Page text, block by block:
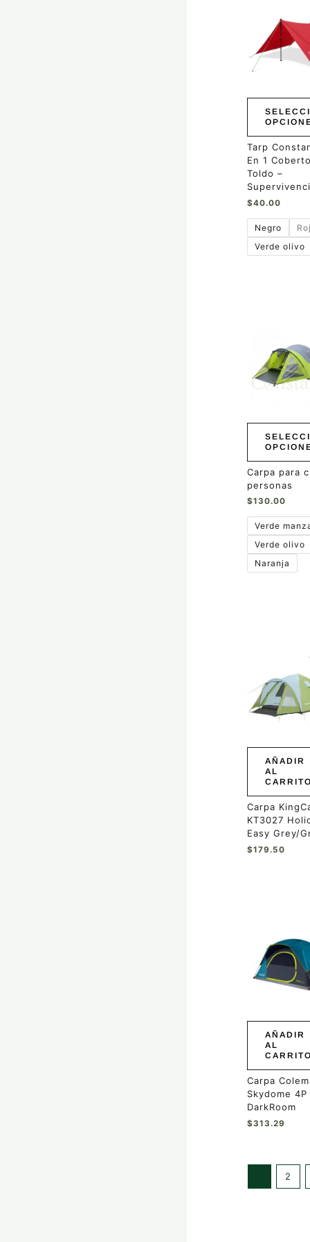
múltiples
variantes.
Las
pueden
elegir
en
la
página
de
producto
Tarp
En 1
Toldo –
$40.00
Negro
Verde olivo
tiene
múltiples
variantes.
pueden
elegir
en
la
página
de
Carpa para
personas
$130.00
Verde
Verde olivo
Naranja
AÑADIR
AL
Carpa
KT3027
Easy Grey/
$179.50
AÑADIR
AL
Carpa
Skydome 4P
DarkRoom
$313.29
2